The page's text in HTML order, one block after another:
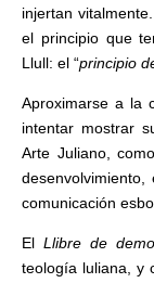
injertan
el principio que
Llull: el “principio
Aproximarse a la
intentar mostrar
Arte Juliano,
comunicación
El Llibre de
teología luliana, y